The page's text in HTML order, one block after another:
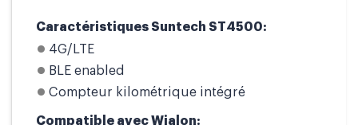
Caractéristiques Suntech ST4500:
4G/LTE
BLE enabled
Compteur kilométrique intégré
Compatible avec Wialon: